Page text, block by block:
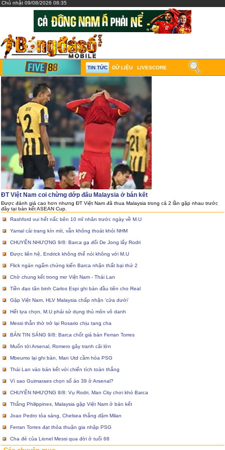
Chủ nhật 09/08/2026 08:35
TIN TỨC DỮ LIỆU LIVESCORE
ĐT Việt Nam coi chừng dớp đấu Malaysia ở bán kết
Được đánh giá cao hơn nhưng ĐT Việt Nam đã thua Malaysia trong cả 2 lần gặp nhau trước
đây tại bán kết ASEAN Cup.
Rashford vui hết nấc bên 10 mĩ nhân trước ngày về M.U
Yamal cải trang kín mít, vẫn không thoát khỏi NHM
CHUYỂN NHƯỢNG 9/8: Barca gạ đổi De Jong lấy Rodri
Được liên hệ, Endrick không thể nói không với M.U
Flick ngán ngẩm chứng kiến Barca nhận thất bại thứ 2
Chờ chung kết trong mơ Việt Nam - Thái Lan
Tiền đạo tân binh Carlos Espi ghi bàn đầu tiên cho Real
Gặp Việt Nam, HLV Malaysia chấp nhận ‘cửa dưới’
Hết lựa chọn, M.U phải sử dụng thủ môn vô danh
Messi thẫn thờ trở lại Rosario chịu tang cha
BẢN TIN SÁNG 9/8: Barca chốt giá bán Ferran Torres
Muốn tới Arsenal, Romero gây tranh cãi lớn
Mbeumo lại ghi bàn, Man Utd cầm hòa PSG
Thái Lan vào bán kết với chiến tích toàn thắng
Vì sao Guimaraes chọn số áo 39 ở Arsenal?
CHUYỂN NHƯỢNG 8/8: Vụ Rodri, Man City chơi khó Barca
Thắng Philippines, Malaysia gặp Việt Nam ở bán kết
Joao Pedro tỏa sáng, Chelsea thắng đậm Milan
Ferran Torres đạt thỏa thuận gia nhập PSG
Cha đẻ của Lionel Messi qua đời ở tuổi 68